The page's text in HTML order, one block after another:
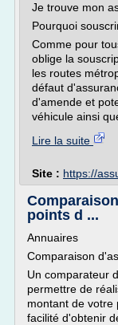
Je trouve mon
Pourquoi
Comme pour
oblige la
les routes
défaut
d'amende et
véhicule ainsi
Lire la suite
Site : https://
points d ...
Annuaires
Comparaison
Un comparateur
permettre de
montant de votre
facilité d'obtenir